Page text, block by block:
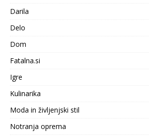
Darila
Delo
Dom
Fatalna.si
Igre
Kulinarika
Moda in življenjski stil
Notranja oprema